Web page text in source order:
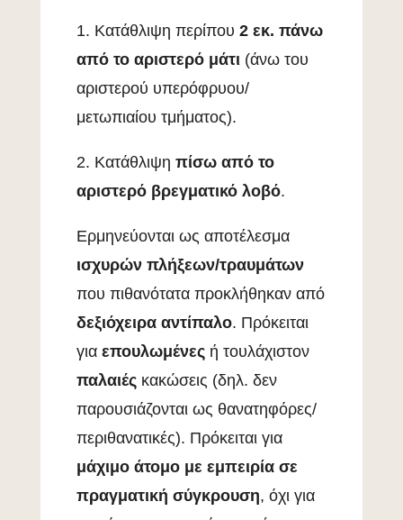
1. Κατάθλιψη περίπου 2 εκ. πάνω
από το αριστερό μάτι (άνω του
αριστερού υπερόφρυου/
μετωπιαίου τμήματος).
2. Κατάθλιψη πίσω από το
αριστερό βρεγματικό λοβό.
Ερμηνεύονται ως αποτέλεσμα
ισχυρών πλήξεων/τραυμάτων
που πιθανότατα προκλήθηκαν από
δεξιόχειρα αντίπαλο. Πρόκειται
για επουλωμένεςή τουλάχιστον
παλαιέςκακώσεις (δηλ. δεν
παρουσιάζονται ως θανατηφόρες/
περιθανατικές). Πρόκειται για
μάχιμο άτομο με εμπειρία σε
πραγματική σύγκρουση, όχι για